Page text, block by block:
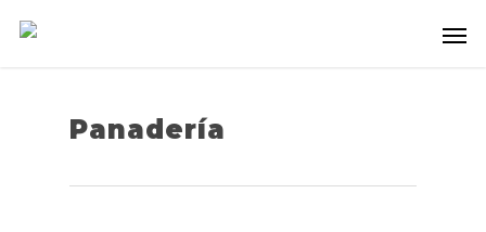
Panadería